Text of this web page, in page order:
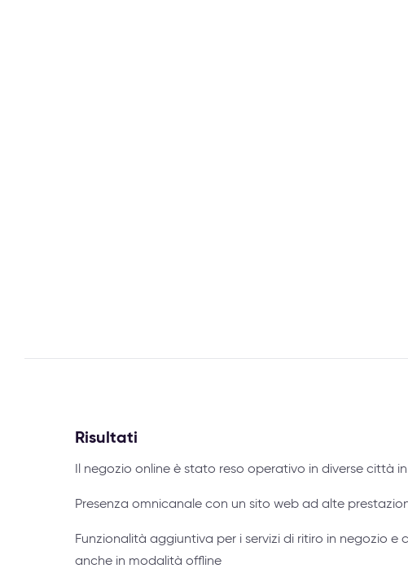
Risultati
Il negozio online è stato reso operativo in diverse città
Presenza omnicanale con un sito web ad alte
Funzionalità aggiuntiva per i servizi di ritiro in negozio e
anche in modalità offline